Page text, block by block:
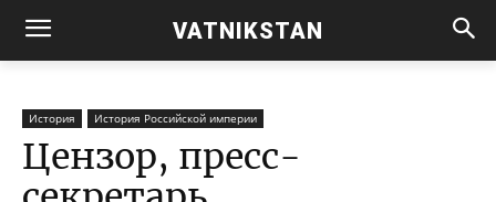
VATNIKSTAN
История История Российской империи
Цензор, пресс-